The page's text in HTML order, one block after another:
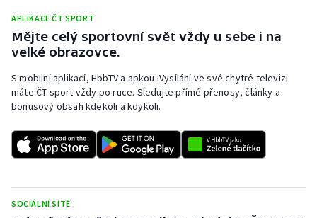
APLIKACE ČT SPORT
Mějte celý sportovní svět vždy u sebe i na
velké obrazovce.
S mobilní aplikací, HbbTV a apkou iVysílání ve své chytré televizi
máte ČT sport vždy po ruce. Sledujte přímé přenosy, články a
bonusový obsah kdekoli a kdykoli.
SOCIÁLNÍ SÍTĚ